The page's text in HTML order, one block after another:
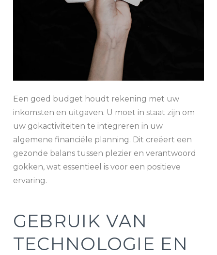
Een goed budget houdt rekening met uw
inkomsten en uitgaven. U moet in staat zijn om
uw gokactiviteiten te integreren in uw
algemene financiële planning. Dit creëert een
gezonde balans tussen plezier en verantwoord
gokken, wat essentieel is voor een positieve
ervaring.
GEBRUIK VAN
TECHNOLOGIE EN